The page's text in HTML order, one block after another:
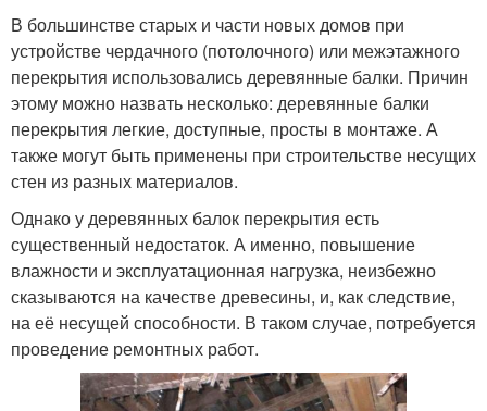
В большинстве старых и части новых домов при
устройстве чердачного (потолочного) или межэтажного
перекрытия использовались деревянные балки. Причин
этому можно назвать несколько: деревянные балки
перекрытия легкие, доступные, просты в монтаже. А
также могут быть применены при строительстве несущих
стен из разных материалов.
Однако у деревянных балок перекрытия есть
существенный недостаток. А именно, повышение
влажности и эксплуатационная нагрузка, неизбежно
сказываются на качестве древесины, и, как следствие,
на её несущей способности. В таком случае, потребуется
проведение ремонтных работ.